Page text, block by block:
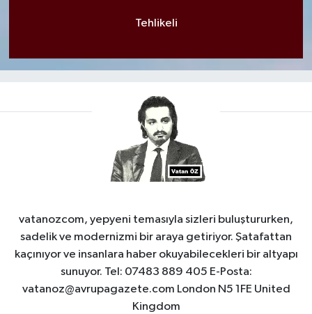
Tehlikeli
vatanozcom, yepyeni temasıyla sizleri buluştururken,
sadelik ve modernizmi bir araya getiriyor. Şatafattan
kaçınıyor ve insanlara haber okuyabilecekleri bir altyapı
sunuyor. Tel: 07483 889 405 E-Posta:
vatanoz@avrupagazete.com London N5 1FE United
Kingdom